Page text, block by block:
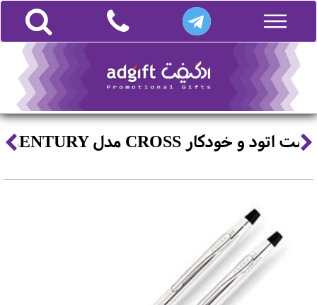
ست اتود و خودکار CROSS مدل CENTURY